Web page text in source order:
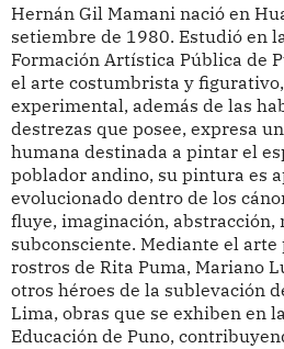
Hernán Gil Mamani nació en
setiembre de 1980. Estudió en
Formación Artística Pública de
el arte costumbrista y
experimental, además de las
destrezas que posee, expresa
humana destinada a pintar el
poblador andino, su pintura es
evolucionado dentro de los
fluye, imaginación, abstracción,
subconsciente. Mediante el
rostros de Rita Puma, Mariano
otros héroes de la sublevación
Lima, obras que se exhiben en
Educación de Puno,